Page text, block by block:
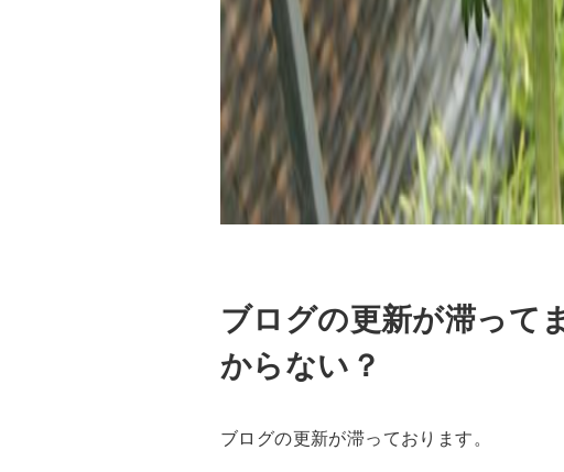
ブログの更新が滞って
からない？
ブログの更新が滞っております。